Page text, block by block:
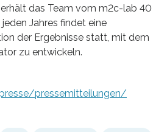
erhält das Team vom m2c-lab 40
Jahres findet eine
der Ergebnisse statt, mit dem
zu entwickeln.
pressemitteilungen/